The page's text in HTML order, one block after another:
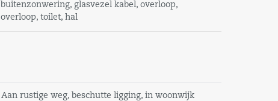
buitenzonwering, glasvezel kabel, overloop,
overloop, toilet, hal
Aan rustige weg, beschutte ligging, in woonwijk